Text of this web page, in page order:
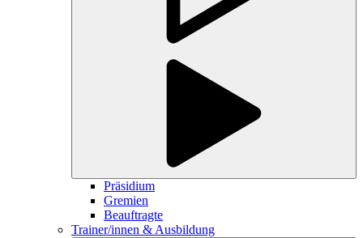
Präsidium
Gremien
Beauftragte
Trainer/innen & Ausbildung